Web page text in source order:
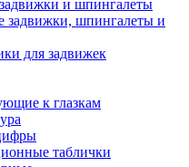
и шпингалеты
задвижки, шпингалеты и
для задвижек
к глазкам
таблички